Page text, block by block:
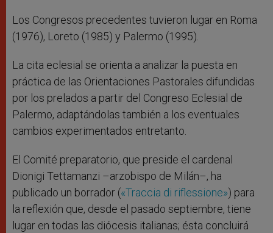
Los Congresos precedentes tuvieron lugar en Roma
(1976), Loreto (1985) y Palermo (1995).
La cita eclesial se orienta a analizar la puesta en
práctica de las Orientaciones Pastorales difundidas
por los prelados a partir del Congreso Eclesial de
Palermo, adaptándolas también a los eventuales
cambios experimentados entretanto.
El Comité preparatorio, que preside el cardenal
Dionigi Tettamanzi –arzobispo de Milán–, ha
publicado un borrador («Traccia di riflessione») para
la reflexión que, desde el pasado septiembre, tiene
lugar en todas las diócesis italianas; ésta concluirá